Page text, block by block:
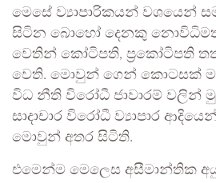
මෙසේ ව්‍යාපාරිකයන් වශයෙන්
සිටින බොහෝ දෙනකු
වෙතින් කෝටිපති, ප්‍රකෝටිපති
වෙති. මොවුන් ගෙන් කොටසක්
විධ නීති විරෝධී ජාවාරම් වලින්
සාදාචාර විරෝධී ව්‍යාපාර
මොවුන් අතර සිටිති.
එමෙන්ම මෙලෙස අසීමාන්තික